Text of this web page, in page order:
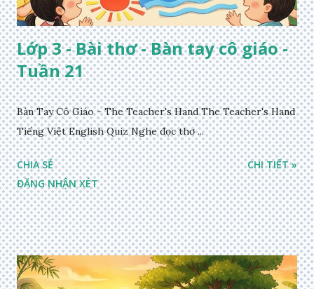
Lớp 3 - Bài thơ - Bàn tay cô giáo -
Tuần 21
Bàn Tay Cô Giáo - The Teacher's Hand The Teacher's Hand
Tiếng Việt English Quiz Nghe đọc thơ ...
CHIA SẺ
ĐĂNG NHẬN XÉT
CHI TIẾT »